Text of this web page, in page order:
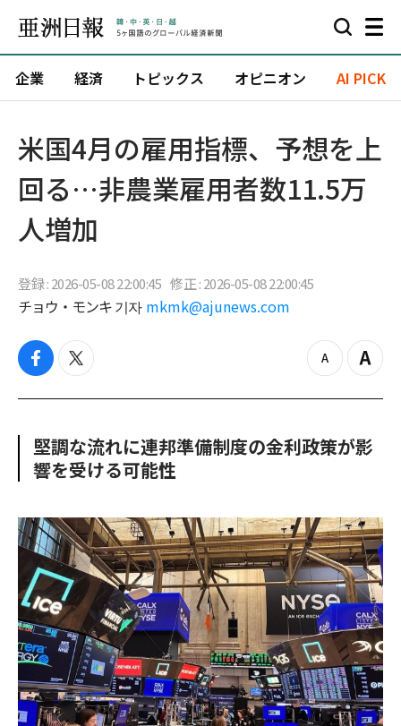
企業 経済 トピックス オピニオン AI PICK
米国4月の雇用指標、予想を上
回る…非農業雇用者数11.5万
人増加
登録 : 2026-05-08 22:00:45 修正 : 2026-05-08 22:00:45
チョウ・モンキ 기자 mkmk@ajunews.com
f
c
o
o
k
t
i
e
r
z
o
u
Z
o
n
堅調な流れに連邦準備制度の金利政策が影
響を受ける可能性